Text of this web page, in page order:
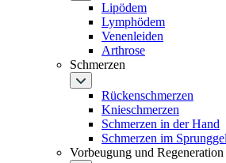
Lipödem
Lymphödem
Venenleiden
Arthrose
Schmerzen
Rückenschmerzen
Knieschmerzen
Schmerzen in der Hand
Schmerzen im
Vorbeugung und Regeneration